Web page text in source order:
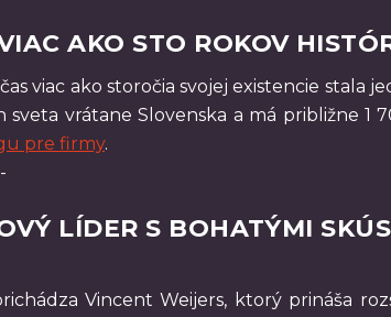
AKO STO ROKOV
viac ako storočia svojej existencie
sveta vrátane Slovenska a má približne
pre firmy.
LÍDER S BOHATÝMI
Vincent Weijers, ktorý prináša